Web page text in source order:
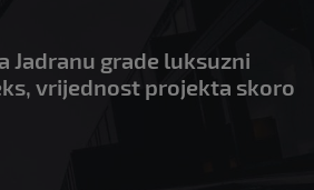
Jadranu grade luksuzni
vrijednost projekta skoro